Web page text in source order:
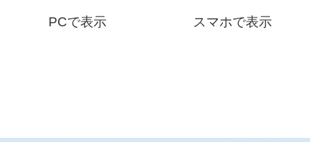
PCで表示 スマホで表示